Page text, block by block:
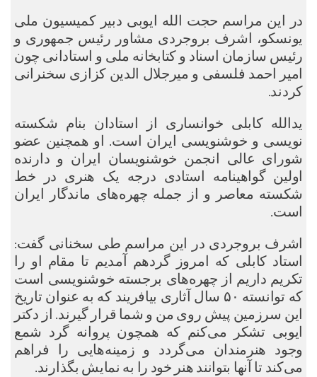
در این مراسم حجت الله ایوبی دبیر کمیسیون ملی
یونسکو، اشرف بروجردی مشاور رئیس جمهوری و
رئیس سازمان اسناد و کتابخانه ملی و استادانی چون
امیر احمد فلسفی و میرجلال الدین کزازی سخنرانی
کردند.
یدالله کابلی خوانساری از استادان بنام شکسته
نویسی و خوشنویسی ایران است. او همچنین عضو
شورای عالی انجمن خوشنویسان ایران و دارنده
اولین گواهینامه استادی درجه یک هنری در خط
شکسته معاصر و از جمله چهره‌های ماندگار ایران
است.
اشرف بروجردی در این مراسم طی سخنانی گفت:
استاد کابلی که امروز گردهم آمدیم تا مقام او را
تکریم داریم از چهره‌های برجسته خوشنویسی است
که توانسته ۵۰ سال آثاری بیافریند که به عنوان تاریخ
این سرزمین پیش روی من و شما قرار گیرند. از دکتر
ایوبی تشکر می‌کنم که همچون پروانه گرد شمع
وجود هنرمندان می‌گردد و زمینه‌هایی را فراهم
می‌کند تا آنها بتوانند هنر خود را به نمایش بگذارند.